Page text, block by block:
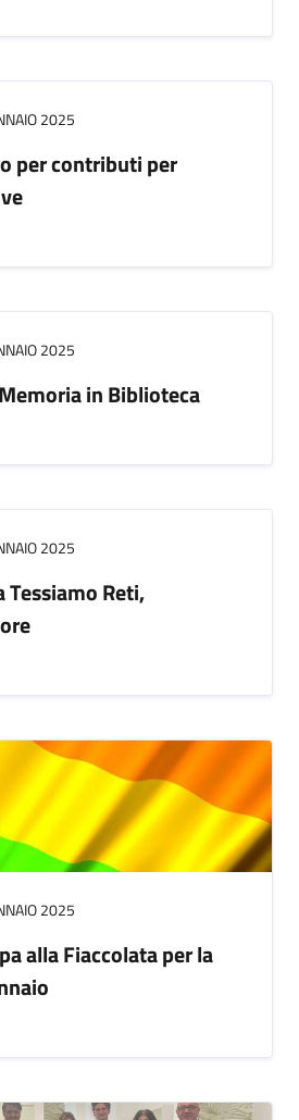
2025
per contributi per
2025
in Biblioteca
2025
Reti,
2025
alla Fiaccolata per la